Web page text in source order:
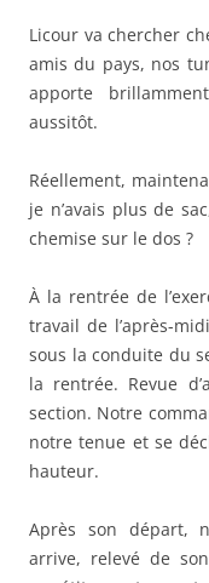
Licour va chercher
amis du pays, nos
apporte
aussitôt.
Réellement,
je n’avais plus de
chemise sur le dos ?
À la rentrée de
travail de l’après-
sous la conduite du
la rentrée. Revue
section. Notre
notre tenue et se
hauteur.
Après son départ,
arrive, relevé de